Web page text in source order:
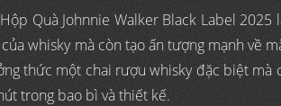
Quà Johnnie Walker Black Label
whisky mà còn tạo ấn tượng mạnh về
thức một chai rượu whisky đặc biệt
trong bao bì và thiết kế.